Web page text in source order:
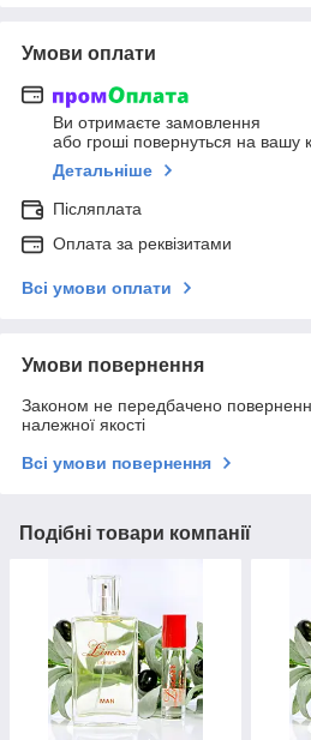
Умови оплати
Ви отримаєте замовлення
або гроші повернуться на вашу
Детальніше
Післяплата
Оплата за реквізитами
Всі умови оплати
Умови повернення
Законом не передбачено
належної якості
Всі умови повернення
Подібні товари компанії